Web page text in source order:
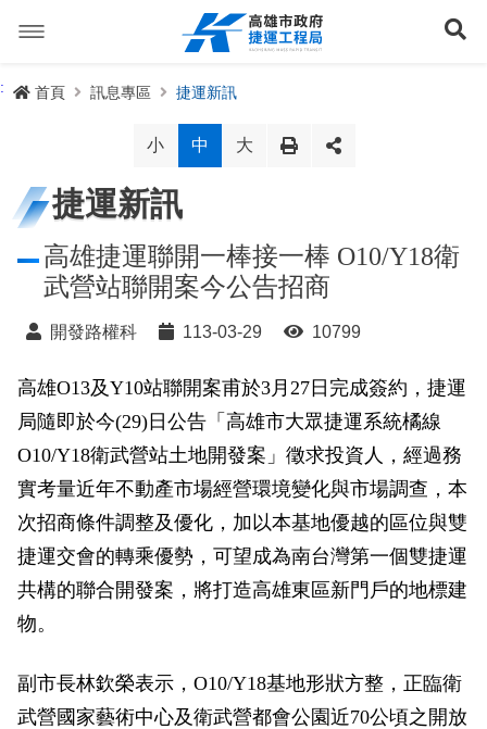
容
捷運路線進度圖
長期路網規劃
路網簡介
路網規劃
未來發展
規劃中
捷運紫線
前鎮漁港聯外軌道
興建中
各線計畫進度
岡山路竹延伸線(第二A階段)
岡山路竹延伸線(第二B階段)
捷運黃線
已通車
捷運紅/橘線
岡山路竹延伸線(第一階段)
環狀輕軌
訊息專區
捷運新訊
公聽會與說明會
政府資訊公開
生態檢核專區
性別主流化專區
政風園地
Open Data
便民服務
局長信箱
禁限建專區
增額容積申請
檔案應用專區
常見問答
相關連結
交流互動
照片集錦
影音專區
特色車站
輕軌知識站
輕軌簡介
無架空線
關於我們
首長簡介
局徽
本局沿革
組織職掌
網站導覽
English
首頁 訊息專區 捷運新訊
小 中 大
捷運新訊
高雄捷運聯開一棒接一棒 O10/Y18衛
武營站聯開案今公告招商
開發路權科 113-03-29 10799
高雄O13及Y10站聯開案甫於3月27日完成簽約，捷運
局隨即於今(29)日公告「高雄市大眾捷運系統橘線
O10/Y18衛武營站土地開發案」徵求投資人，經過務
實考量近年不動產市場經營環境變化與市場調查，本
次招商條件調整及優化，加以本基地優越的區位與雙
捷運交會的轉乘優勢，可望成為南台灣第一個雙捷運
共構的聯合開發案，將打造高雄東區新門戶的地標建
物。
副市長林欽榮表示，O10/Y18基地形狀方整，正臨衛
武營國家藝術中心及衛武營都會公園近70公頃之開放